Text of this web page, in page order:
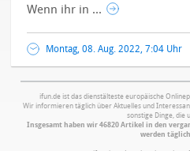
Wenn ihr in ...
Montag, 08. Aug. 2022, 7:04 Uhr
ifun.de ist das dienstälteste europäische
Wir informieren täglich über Aktuelles und
sonstige Dinge, die
Insgesamt haben wir 46820 Artikel in den
werden